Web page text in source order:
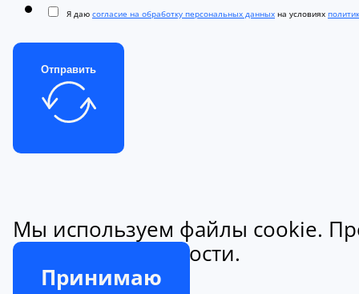
Я даю согласие на обработку персональных данных на условиях
Отправить
Мы используем файлы cookie.
конфиденциальности.
Принимаю